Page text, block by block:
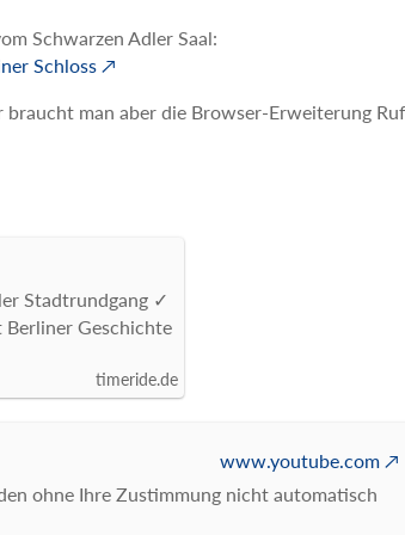
Schwarzen Adler Saal:
Schloss
braucht man aber die Browser-Erweiterung
Stadtrundgang ✓
Geschichte
timeride.de
www.youtube.com
ohne Ihre Zustimmung nicht automatisch